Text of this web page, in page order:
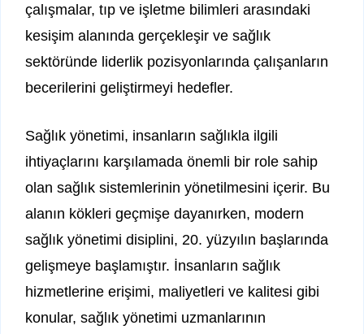
çalışmalar, tıp ve işletme bilimleri arasındaki
kesişim alanında gerçekleşir ve sağlık
sektöründe liderlik pozisyonlarında çalışanların
becerilerini geliştirmeyi hedefler.
Sağlık yönetimi, insanların sağlıkla ilgili
ihtiyaçlarını karşılamada önemli bir role sahip
olan sağlık sistemlerinin yönetilmesini içerir. Bu
alanın kökleri geçmişe dayanırken, modern
sağlık yönetimi disiplini, 20. yüzyılın başlarında
gelişmeye başlamıştır. İnsanların sağlık
hizmetlerine erişimi, maliyetleri ve kalitesi gibi
konular, sağlık yönetimi uzmanlarının